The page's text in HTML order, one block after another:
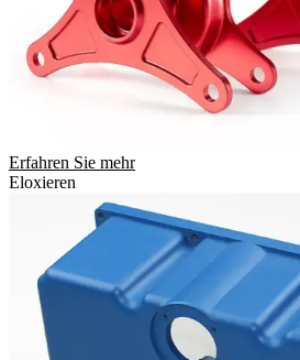
Erfahren Sie mehr
Eloxieren